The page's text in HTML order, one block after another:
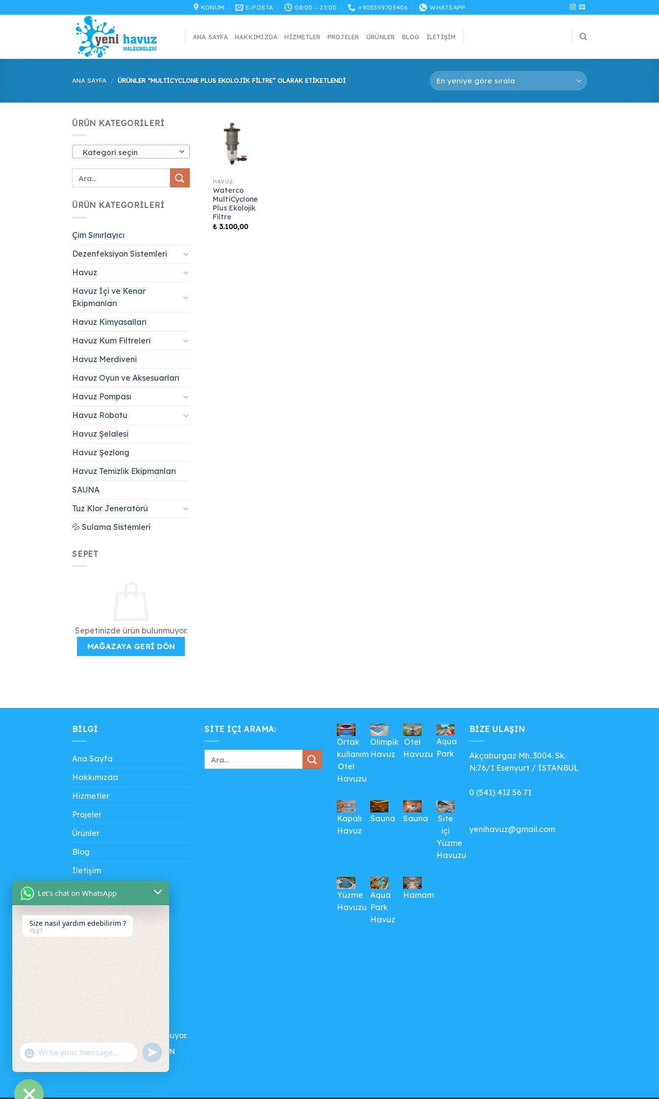
atla
KONUM E-POSTA 08:00 - 23:00 +905359703406 WHATSAPP
ANA SAYFA HAKKIMIZDA HIZMETLER PROJELER ÜRÜNLER BLOG İLETIŞIM
ANA SAYFA / ÜRÜNLER “MULTICYCLONE PLUS EKOLOJIK FILTRE” OLARAK ETIKETLENDI
ÜRÜN KATEGORILERI
Kategori seçin
ÜRÜN KATEGORILERI
Çim Sınırlayıcı
Dezenfeksiyon Sistemleri
Havuz
Havuz İçi ve Kenar
Ekipmanları
Havuz Kimyasalları
Havuz Kum Filtreleri
Havuz Merdiveni
Havuz Oyun ve Aksesuarları
Havuz Pompası
Havuz Robotu
Havuz Şelalesi
Havuz Şezlong
Havuz Temizlik Ekipmanları
SAUNA
Tuz Klor Jeneratörü
💦 Sulama Sistemleri
SEPET
Sepetinizde ürün bulunmuyor.
MAĞAZAYA GERI DÖN
HAVUZ
Waterco
MultiCyclone
Plus Ekolojik
Filtre
₺ 3.100,00
BILGI
Ana Sayfa
Hakkımızda
Hizmetler
Projeler
Ürünler
Blog
İletişim
SITE IÇI ARAMA:
Ortak
kullanım
Otel
Havuzu
Olimpik
Havuz
Otel
Havuzu
Aqua
Park
Kapalı
Havuz
Sauna Sauna
Site
içi
Yüzme
Havuzu
Yüzme
Havuzu
Aqua
Park
Havuz
Hamam
BIZE ULAŞIN
Akçaburgaz Mh. 3004. Sk.
N:76/1 Esenyurt / İSTANBUL
0 (541) 412 56 71
yenihavuz@gmail.com
Sepetinizde ürün bulunmuyor.
MAĞAZAYA GERI DÖN
Let's chat on WhatsApp
Size nasıl yardım edebilirim ?
15:27
"+CHATY_SETTINGS.LANG.EMOJI_PICKER+"
WhatsApp
UNDEFINED